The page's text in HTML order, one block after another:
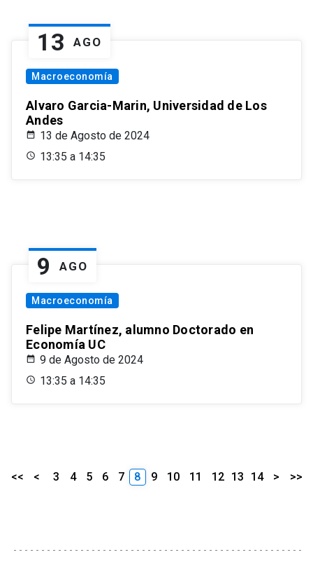
13 AGO
Macroeconomía
Alvaro Garcia-Marin, Universidad de Los
Andes
13 de Agosto de 2024
13:35 a 14:35
9 AGO
Macroeconomía
Felipe Martínez, alumno Doctorado en
Economía UC
9 de Agosto de 2024
13:35 a 14:35
<< < 3 4 5 6 7 8 9 10 11 12 13 14 > >>